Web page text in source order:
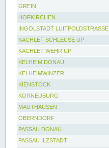
GREIN
HOFKIRCHEN
INGOLSTADT LUITPOLDSTRASSE
KACHLET SCHLEUSE UP
KACHLET WEHR UP
KELHEIM DONAU
KELHEIMWINZER
KIENSTOCK
KORNEUBURG
MAUTHAUSEN
OBERNDORF
PASSAU DONAU
PASSAU ILZSTADT